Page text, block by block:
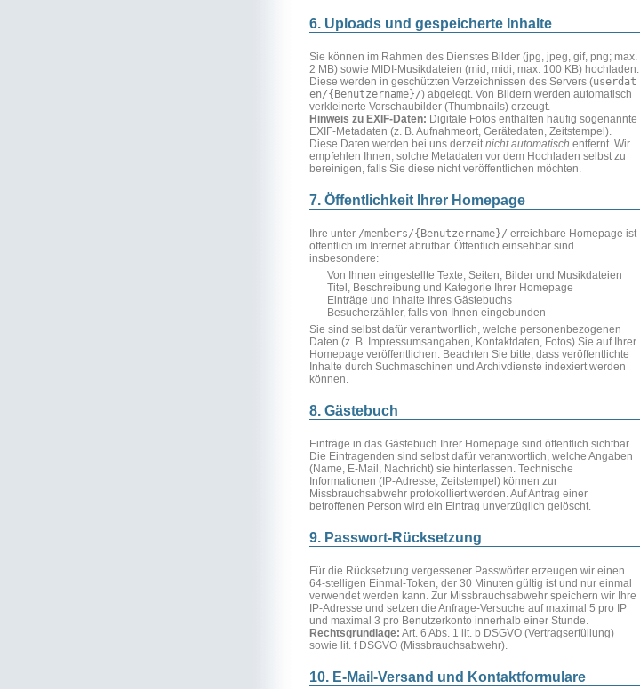
6. Uploads und gespeicherte Inhalte
Sie können im Rahmen des Dienstes Bilder (jpg, jpeg, gif, png; max.
2 MB) sowie MIDI-Musikdateien (mid, midi; max. 100 KB) hochladen.
Diese werden in geschützten Verzeichnissen des Servers (userdat
en/{Benutzername}/) abgelegt. Von Bildern werden automatisch
verkleinerte Vorschaubilder (Thumbnails) erzeugt.
Hinweis zu EXIF-Daten: Digitale Fotos enthalten häufig sogenannte
EXIF-Metadaten (z. B. Aufnahmeort, Gerätedaten, Zeitstempel).
Diese Daten werden bei uns derzeitnicht automatisch entfernt. Wir
empfehlen Ihnen, solche Metadaten vor dem Hochladen selbst zu
bereinigen, falls Sie diese nicht veröffentlichen möchten.
7. Öffentlichkeit Ihrer Homepage
Ihre unter /members/{Benutzername}/ erreichbare Homepage ist
öffentlich im Internet abrufbar. Öffentlich einsehbar sind
insbesondere:
Von Ihnen eingestellte Texte, Seiten, Bilder und Musikdateien
Titel, Beschreibung und Kategorie Ihrer Homepage
Einträge und Inhalte Ihres Gästebuchs
Besucherzähler, falls von Ihnen eingebunden
Sie sind selbst dafür verantwortlich, welche personenbezogenen
Daten (z. B. Impressumsangaben, Kontaktdaten, Fotos) Sie auf Ihrer
Homepage veröffentlichen. Beachten Sie bitte, dass veröffentlichte
Inhalte durch Suchmaschinen und Archivdienste indexiert werden
können.
8. Gästebuch
Einträge in das Gästebuch Ihrer Homepage sind öffentlich sichtbar.
Die Eintragenden sind selbst dafür verantwortlich, welche Angaben
(Name, E-Mail, Nachricht) sie hinterlassen. Technische
Informationen (IP-Adresse, Zeitstempel) können zur
Missbrauchsabwehr protokolliert werden. Auf Antrag einer
betroffenen Person wird ein Eintrag unverzüglich gelöscht.
9. Passwort-Rücksetzung
Für die Rücksetzung vergessener Passwörter erzeugen wir einen
64-stelligen Einmal-Token, der 30 Minuten gültig ist und nur einmal
verwendet werden kann. Zur Missbrauchsabwehr speichern wir Ihre
IP-Adresse und setzen die Anfrage-Versuche auf maximal 5 pro IP
und maximal 3 pro Benutzerkonto innerhalb einer Stunde.
Rechtsgrundlage: Art. 6 Abs. 1 lit. b DSGVO (Vertragserfüllung)
sowie lit. f DSGVO (Missbrauchsabwehr).
10. E-Mail-Versand und Kontaktformulare